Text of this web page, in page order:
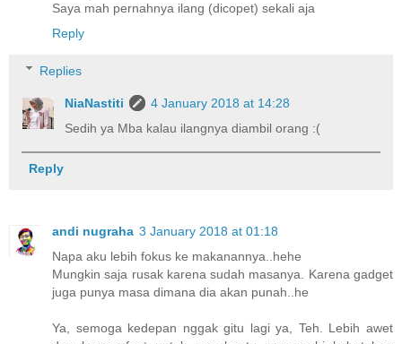
Saya mah pernahnya ilang (dicopet) sekali aja
Reply
Replies
NiaNastiti
4 January 2018 at 14:28
Sedih ya Mba kalau ilangnya diambil orang :(
Reply
andi nugraha 3 January 2018 at 01:18
Napa aku lebih fokus ke makanannya..hehe
Mungkin saja rusak karena sudah masanya. Karena gadget
juga punya masa dimana dia akan punah..he
Ya, semoga kedepan nggak gitu lagi ya, Teh. Lebih awet